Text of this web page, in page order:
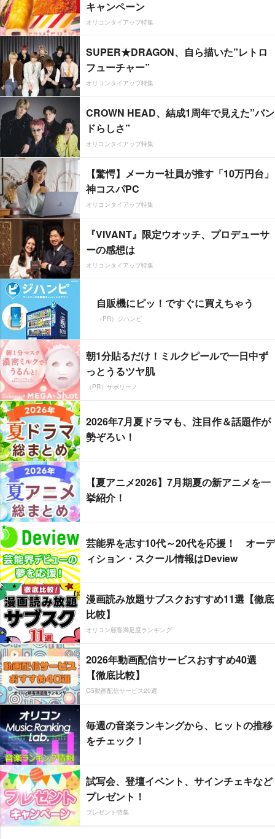
キャンペーン
オリコンタイアップ特集
SUPER★DRAGON、自ら描いた”レトロ
フューチャー”
オリコンタイアップ特集
CROWN HEAD、結成1周年で見えた”バン
ドらしさ”
オリコンタイアップ特集
【驚愕】メーカー社員が推す「10万円台」
神コスパPC
オリコンタイアップ特集
『VIVANT』限定ウオッチ、プロデューサ
ーの感想は
オリコンタイアップ特集
自販機にピッ！ですぐに買えちゃう
（PR）ジハンピ
朝1分貼るだけ！ミルクピールで一日中ず
っとうるツヤ肌
（PR）サボリーノ
2026年7月夏ドラマも、注目作＆話題作が
勢ぞろい！
【夏アニメ2026】7月期夏の新アニメを一
挙紹介！
芸能界を志す10代～20代を応援！ オーデ
ィション・スクール情報はDeview
漫画読み放題サブスクおすすめ11選【徹底
比較】
オリコン顧客満足度ランキング
2026年動画配信サービスおすすめ40選
【徹底比較】
CS動画配信サービス20選
毎週の音楽ランキングから、ヒットの推移
をチェック！
試写会、登壇イベント、サインチェキなど
プレゼント！
プレゼント特集